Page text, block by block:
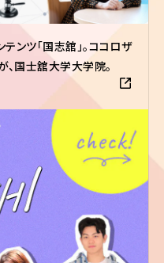
ンツ「国志舘」。ココロザ
、国士舘大学大学院。